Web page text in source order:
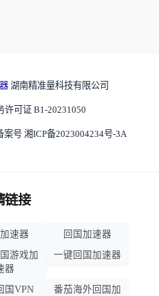
湖南精准量科技有限公司
许可证 B1-20231050
案号 湘ICP备2023004234号-3A
链接
速器
回国加速器
游戏加
器
一键回国加速器
国VPN
番茄海外回国加